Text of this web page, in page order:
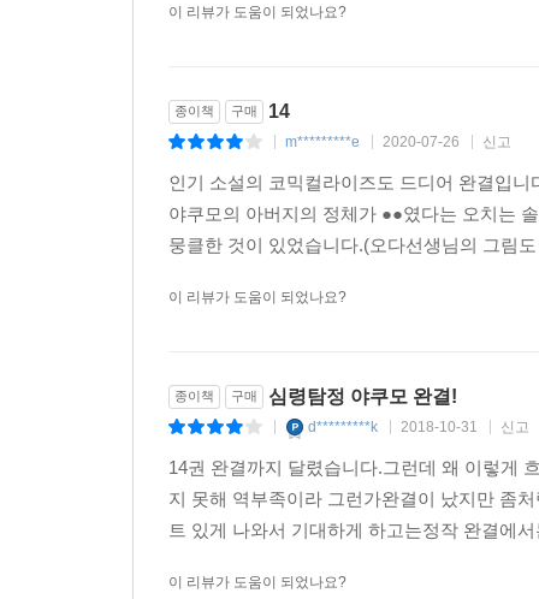
이 리뷰가 도움이 되었나요?
종이책 구매 14
m*********e 2020-07-26 신고
인기 소설의 코믹컬라이즈도 드디어 완결입
야쿠모의 아버지의 정체가 ●●였다는 오치는
뭉클한 것이 있었습니다.(오다선생님의 그림
이 리뷰가 도움이 되었나요?
종이책 구매 심령탐정 야쿠모 완결!
d*********k 2018-10-31 신고
14권 완결까지 달렸습니다.그런데 왜 이렇게
지 못해 역부족이라 그런가완결이 났지만 좀
트 있게 나와서 기대하게 하고는정작 완결에
이 리뷰가 도움이 되었나요?